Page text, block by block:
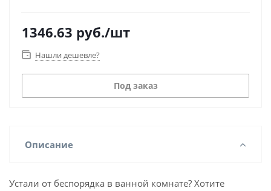
1346.63 руб./шт
Нашли дешевле?
Под заказ
Описание
Устали от беспорядка в ванной комнате? Хотите